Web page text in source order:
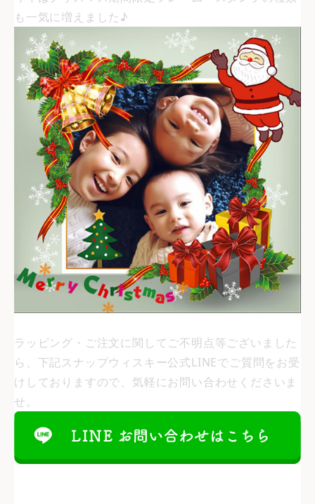
も一気に増えました♪
ラッピング・ご注文に関してご不明点等ございました
ら、下記スナップウィスキー公式LINEでご質問をお受
けしておりますので、気軽にお問い合わせくださいま
せ。